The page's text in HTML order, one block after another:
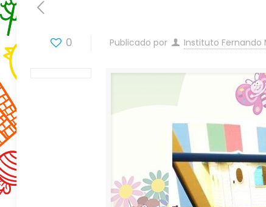
0 Publicado por Instituto Fernando